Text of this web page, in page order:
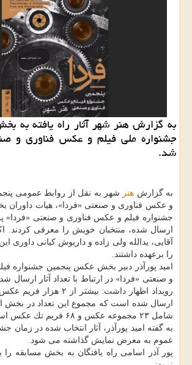
به گزارش هنر شهر آثار راه یافته به
جشنواره ملی فیلم و عكس فناوری و
شد.
به گزارش هنر شهر به نقل از روابط عمومی
و عكس فناوری و صنعتی «فردا»، هیات
جشنواره فیلم و عكس فناوری و صنعتی «فردا»
ارسال شده، منتخبان خویش را معرفی كردند.
آقایی، یدالله ولی زاده و داریوش كیانی داوری
را برعهده داشتند.
امید پورآذر دبیر بخش عكس پنجمین جشنواره
و صنعتی «فردا» در ارتباط با تعداد آثار ارسال
رویداد اظهار داشت: بیشتر از
ارسال شده است كه مجموع این تعداد در بخش
شامل ۲۳ مجموعه عكس و ۶۸ فریم تك عكس است.
به گفته امید پورآذر، آثار انتخاب شده در زمان
عموم به معرض نمایش گذاشته می شود.
پور آذر اسامی راه یافتگان به بخش مسابقه را